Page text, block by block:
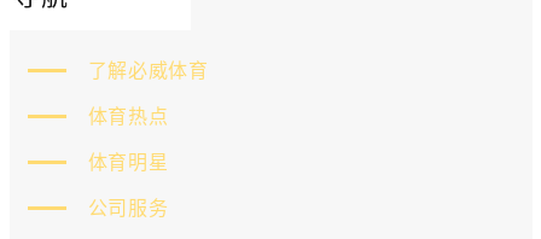
了解必威体育
体育热点
体育明星
公司服务